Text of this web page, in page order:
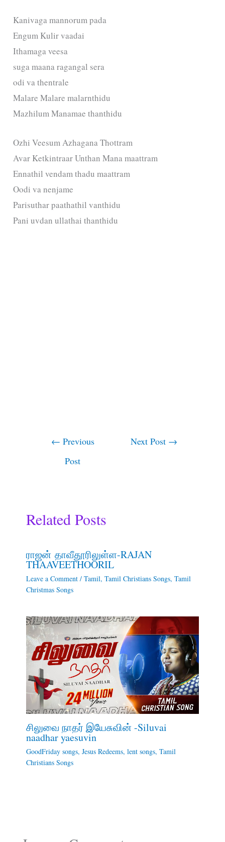
Kanivaga mannorum pada
Engum Kulir vaadai
Ithamaga veesa
suga maana ragangal sera
odi va thentrale
Malare Malare malarnthidu
Mazhilum Manamae thanthidu
Ozhi Veesum Azhagana Thottram
Avar Ketkintraar Unthan Mana maattram
Ennathil vendam thadu maattram
Oodi va nenjame
Parisuthar paathathil vanthidu
Pani uvdan ullathai thanthidu
← Previous
Post
Next Post →
Related Posts
ராஜன் தாவீதூரிலுள்ள-RAJAN
THAAVEETHOORIL
Leave a Comment / Tamil, Tamil Christians Songs, Tamil
Christmas Songs
சிலுவை நாதர் இயேசுவின் -Siluvai
naadhar yaesuvin
GoodFriday songs, Jesus Redeems, lent songs, Tamil
Christians Songs